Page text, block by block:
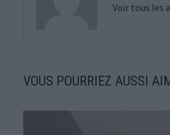
Voir tous les
VOUS POURRIEZ AUSSI